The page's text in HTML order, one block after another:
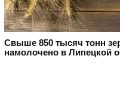
Свыше 850 тысяч тонн
намолочено в Липецкой